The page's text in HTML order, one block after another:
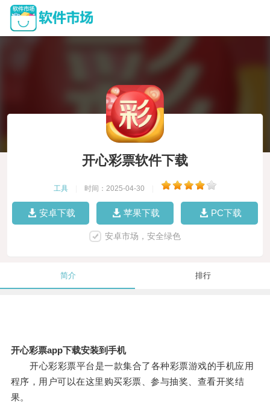
开心彩票软件下载
工具 时间：2025-04-30
安卓下载 苹果下载 PC下载
安卓市场，安全绿色
简介 排行
开心彩票app下载安装到手机
开心彩彩票平台是一款集合了各种彩票游戏的手机应用
程序，用户可以在这里购买彩票、参与抽奖、查看开奖结
果。